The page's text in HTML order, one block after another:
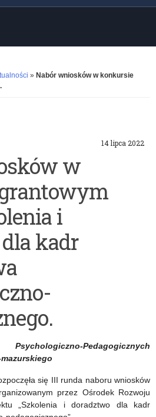
» Nabór wniosków w konkursie
14 lipca 2022
w
i
kadr
Pedagogicznych
się III runda naboru wniosków
przez Ośrodek Rozwoju
„Szkolenia i doradztwo dla kadr